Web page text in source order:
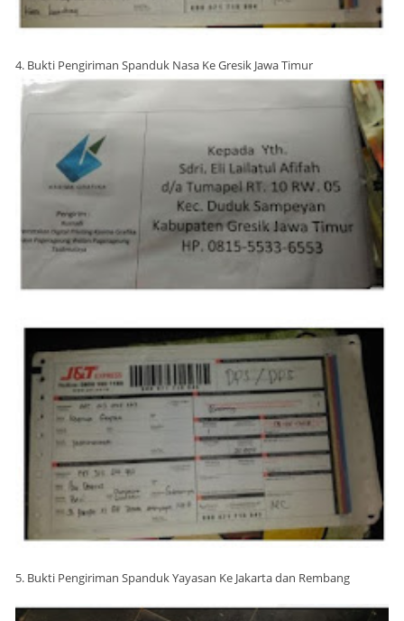
4. Bukti Pengiriman Spanduk Nasa Ke Gresik Jawa Timur
5. Bukti Pengiriman Spanduk Yayasan Ke Jakarta dan Rembang